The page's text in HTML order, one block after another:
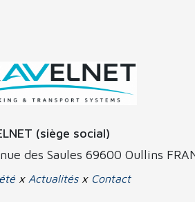
(siège social)
des Saules 69600 Oullins
x Actualitésx Contact